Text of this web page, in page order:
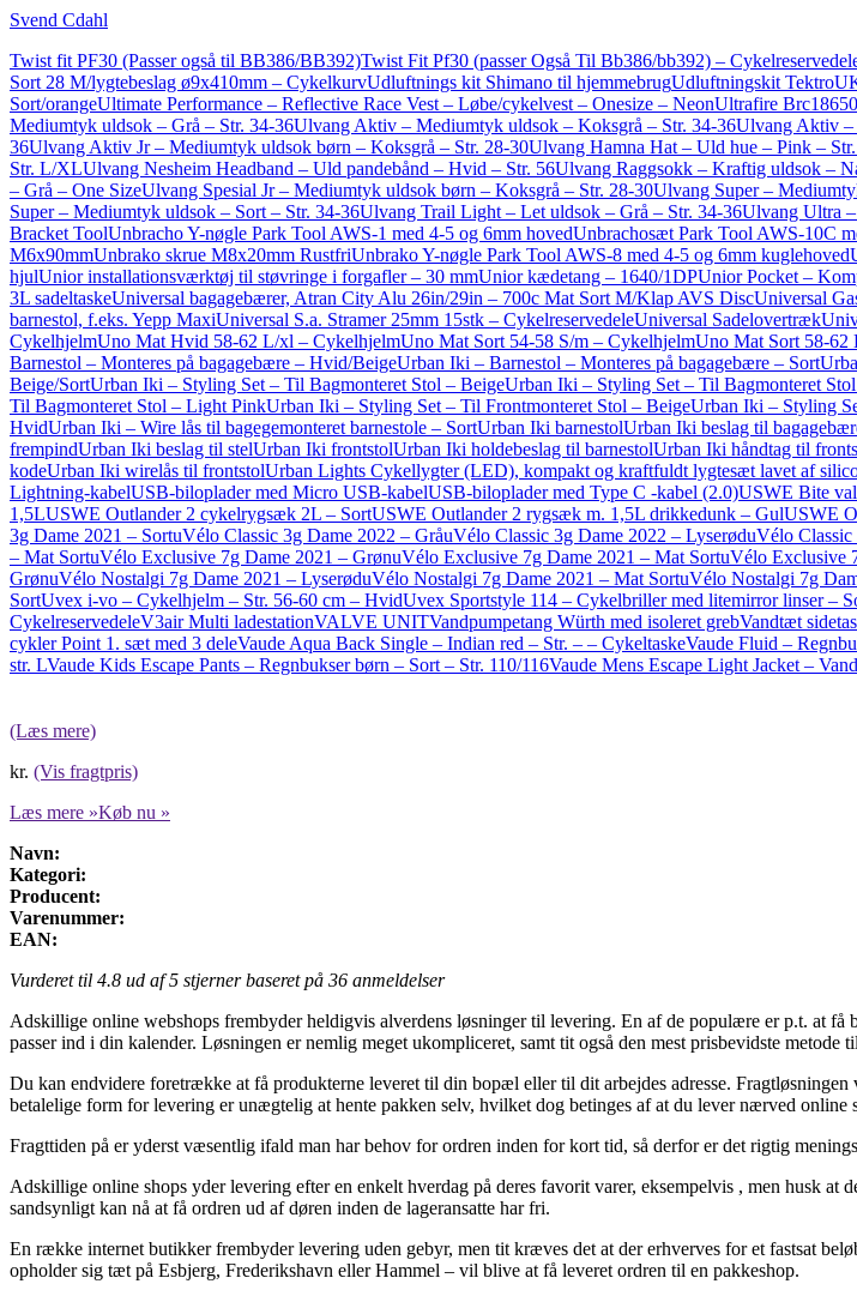
Svend Cdahl
Twist fit PF30 (Passer også til BB386/BB392)Twist Fit Pf30 (passer Også Til Bb386/bb392) –
Sort 28 M/lygtebeslag ø9x410mm – CykelkurvUdluftnings kit Shimano til hjemmebrugUdluftningskit Tektro
Sort/orangeUltimate Performance – Reflective Race Vest – Løbe/cykelvest – Onesize – NeonUltrafire
Mediumtyk uldsok – Grå – Str. 34-36Ulvang Aktiv – Mediumtyk uldsok – Koksgrå – Str. 34-36Ulvang Aktiv –
36Ulvang Aktiv Jr – Mediumtyk uldsok børn – Koksgrå – Str. 28-30Ulvang Hamna Hat – Uld hue – Pink –
Str. L/XLUlvang Nesheim Headband – Uld pandebånd – Hvid – Str. 56Ulvang Raggsokk – Kraftig uldsok –
– Grå – One SizeUlvang Spesial Jr – Mediumtyk uldsok børn – Koksgrå – Str. 28-30Ulvang Super –
Super – Mediumtyk uldsok – Sort – Str. 34-36Ulvang Trail Light – Let uldsok – Grå – Str. 34-36Ulvang Ultra
Bracket ToolUnbracho Y-nøgle Park Tool AWS-1 med 4-5 og 6mm hovedUnbrachosæt Park Tool AWS-10C
M6x90mmUnbrako skrue M8x20mm RustfriUnbrako Y-nøgle Park Tool AWS-8 med 4-5 og 6mm kuglehoved
hjulUnior installationsværktøj til støvringe i forgafler – 30 mmUnior kædetang – 1640/1DPUnior Pocket –
3L sadeltaskeUniversal bagagebærer, Atran City Alu 26in/29in – 700c Mat Sort M/Klap AVS DiscUniversal
barnestol, f.eks. Yepp MaxiUniversal S.a. Stramer 25mm 15stk – CykelreservedeleUniversal Sadelovertræk
CykelhjelmUno Mat Hvid 58-62 L/xl – CykelhjelmUno Mat Sort 54-58 S/m – CykelhjelmUno Mat Sort 58-
Barnestol – Monteres på bagagebære – Hvid/BeigeUrban Iki – Barnestol – Monteres på bagagebære – Sort
Beige/SortUrban Iki – Styling Set – Til Bagmonteret Stol – BeigeUrban Iki – Styling Set – Til Bagmonteret
Til Bagmonteret Stol – Light PinkUrban Iki – Styling Set – Til Frontmonteret Stol – BeigeUrban Iki – Styling
HvidUrban Iki – Wire lås til bagegemonteret barnestole – SortUrban Iki barnestolUrban Iki beslag til
frempindUrban Iki beslag til stelUrban Iki frontstolUrban Iki holdebeslag til barnestolUrban Iki håndtag til
kodeUrban Iki wirelås til frontstolUrban Lights Cykellygter (LED), kompakt og kraftfuldt lygtesæt lavet af
Lightning-kabelUSB-biloplader med Micro USB-kabelUSB-biloplader med Type C -kabel (2.0)USWE Bite
1,5LUSWE Outlander 2 cykelrygsæk 2L – SortUSWE Outlander 2 rygsæk m. 1,5L drikkedunk – GulUSWE
3g Dame 2021 – SortuVélo Classic 3g Dame 2022 – GråuVélo Classic 3g Dame 2022 – LyserøduVélo Classic
– Mat SortuVélo Exclusive 7g Dame 2021 – GrønuVélo Exclusive 7g Dame 2021 – Mat SortuVélo Exclusive
GrønuVélo Nostalgi 7g Dame 2021 – LyserøduVélo Nostalgi 7g Dame 2021 – Mat SortuVélo Nostalgi 7g
SortUvex i-vo – Cykelhjelm – Str. 56-60 cm – HvidUvex Sportstyle 114 – Cykelbriller med litemirror linser –
CykelreservedeleV3air Multi ladestationVALVE UNITVandpumpetang Würth med isoleret grebVandtæt
cykler Point 1. sæt med 3 deleVaude Aqua Back Single – Indian red – Str. – – CykeltaskeVaude Fluid –
str. LVaude Kids Escape Pants – Regnbukser børn – Sort – Str. 110/116Vaude Mens Escape Light Jacket –
(Læs mere)
kr. (Vis fragtpris)
Læs mere »Køb nu »
Navn:
Kategori:
Producent:
Varenummer:
EAN:
Vurderet til 4.8 ud af 5 stjerner baseret på 36 anmeldelser
Adskillige online webshops frembyder heldigvis alverdens løsninger til levering. En af de populære er p.t. at
passer ind i din kalender. Løsningen er nemlig meget ukompliceret, samt tit også den mest prisbevidste metode
Du kan endvidere foretrække at få produkterne leveret til din bopæl eller til dit arbejdes adresse.
betalelige form for levering er unægtelig at hente pakken selv, hvilket dog betinges af at du lever nærved online
Fragttiden på er yderst væsentlig ifald man har behov for ordren inden for kort tid, så derfor er det rigtig
Adskillige online shops yder levering efter en enkelt hverdag på deres favorit varer, eksempelvis , men husk at
sandsynligt kan nå at få ordren ud af døren inden de lageransatte har fri.
En række internet butikker frembyder levering uden gebyr, men tit kræves det at der erhverves for et fastsat
opholder sig tæt på Esbjerg, Frederikshavn eller Hammel – vil blive at få leveret ordren til en pakkeshop.